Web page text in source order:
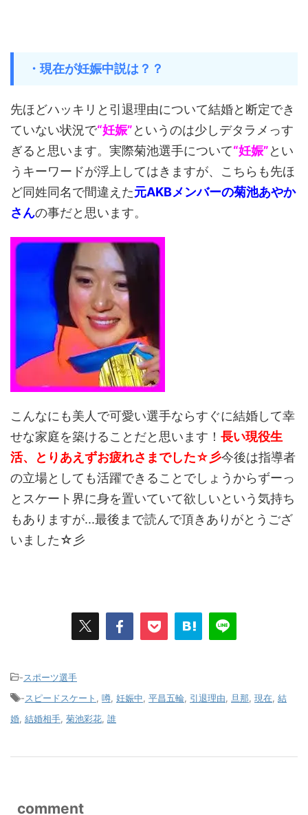
・現在が妊娠中説は？？
先ほどハッキリと引退理由について結婚と断定でき
ていない状況で“妊娠”というのは少しデタラメっす
ぎると思います。実際菊池選手について“妊娠”とい
うキーワードが浮上してはきますが、こちらも先ほ
ど同姓同名で間違えた元AKBメンバーの菊池あやか
さんの事だと思います。
こんなにも美人で可愛い選手ならすぐに結婚して幸
せな家庭を築けることだと思います！ 長い現役生
活、とりあえずお疲れさまでした☆彡今後は指導者
の立場としても活躍できることでしょうからずーっ
とスケート界に身を置いていて欲しいという気持ち
もありますが...最後まで読んで頂きありがとうござ
いました☆彡
-スポーツ選手
-スピードスケート 噂 妊娠中 平昌五輪 引退理由 旦那 現在 結
婚 結婚相手 菊池彩花 誰
comment